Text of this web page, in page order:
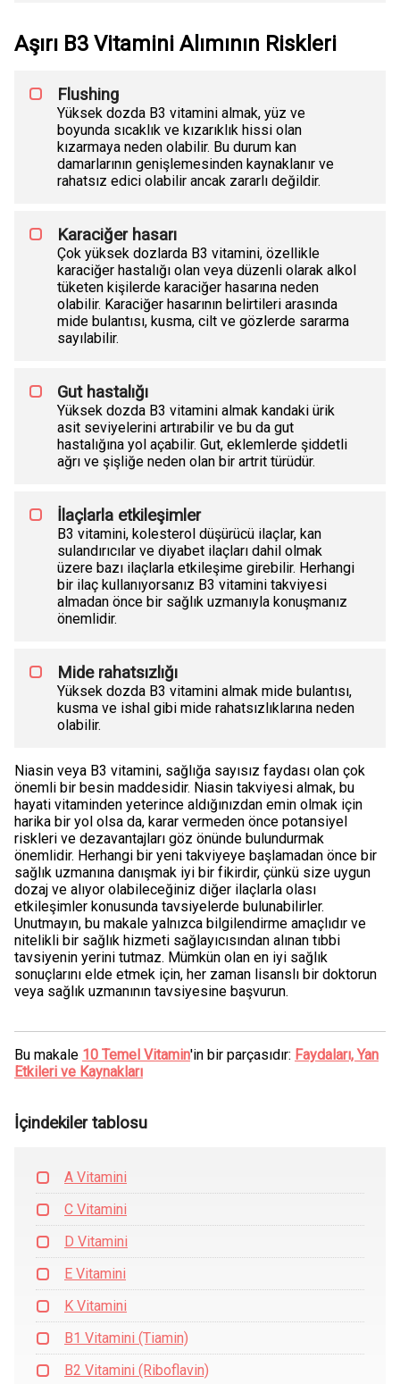
Aşırı B3 Vitamini Alımının Riskleri
Flushing
Yüksek dozda B3 vitamini almak, yüz ve
boyunda sıcaklık ve kızarıklık hissi olan
kızarmaya neden olabilir. Bu durum kan
damarlarının genişlemesinden kaynaklanır ve
rahatsız edici olabilir ancak zararlı değildir.
Karaciğer hasarı
Çok yüksek dozlarda B3 vitamini, özellikle
karaciğer hastalığı olan veya düzenli olarak alkol
tüketen kişilerde karaciğer hasarına neden
olabilir. Karaciğer hasarının belirtileri arasında
mide bulantısı, kusma, cilt ve gözlerde sararma
sayılabilir.
Gut hastalığı
Yüksek dozda B3 vitamini almak kandaki ürik
asit seviyelerini artırabilir ve bu da gut
hastalığına yol açabilir. Gut, eklemlerde şiddetli
ağrı ve şişliğe neden olan bir artrit türüdür.
İlaçlarla etkileşimler
B3 vitamini, kolesterol düşürücü ilaçlar, kan
sulandırıcılar ve diyabet ilaçları dahil olmak
üzere bazı ilaçlarla etkileşime girebilir. Herhangi
bir ilaç kullanıyorsanız B3 vitamini takviyesi
almadan önce bir sağlık uzmanıyla konuşmanız
önemlidir.
Mide rahatsızlığı
Yüksek dozda B3 vitamini almak mide bulantısı,
kusma ve ishal gibi mide rahatsızlıklarına neden
olabilir.
Niasin veya B3 vitamini, sağlığa sayısız faydası olan çok
önemli bir besin maddesidir. Niasin takviyesi almak, bu
hayati vitaminden yeterince aldığınızdan emin olmak için
harika bir yol olsa da, karar vermeden önce potansiyel
riskleri ve dezavantajları göz önünde bulundurmak
önemlidir. Herhangi bir yeni takviyeye başlamadan önce bir
sağlık uzmanına danışmak iyi bir fikirdir, çünkü size uygun
dozaj ve alıyor olabileceğiniz diğer ilaçlarla olası
etkileşimler konusunda tavsiyelerde bulunabilirler.
Unutmayın, bu makale yalnızca bilgilendirme amaçlıdır ve
nitelikli bir sağlık hizmeti sağlayıcısından alınan tıbbi
tavsiyenin yerini tutmaz. Mümkün olan en iyi sağlık
sonuçlarını elde etmek için, her zaman lisanslı bir doktorun
veya sağlık uzmanının tavsiyesine başvurun.
Bu makale 10 Temel Vitamin'in bir parçasıdır: Faydaları, Yan
Etkileri ve Kaynakları
İçindekiler tablosu
A Vitamini
C Vitamini
D Vitamini
E Vitamini
K Vitamini
B1 Vitamini (Tiamin)
B2 Vitamini (Riboflavin)